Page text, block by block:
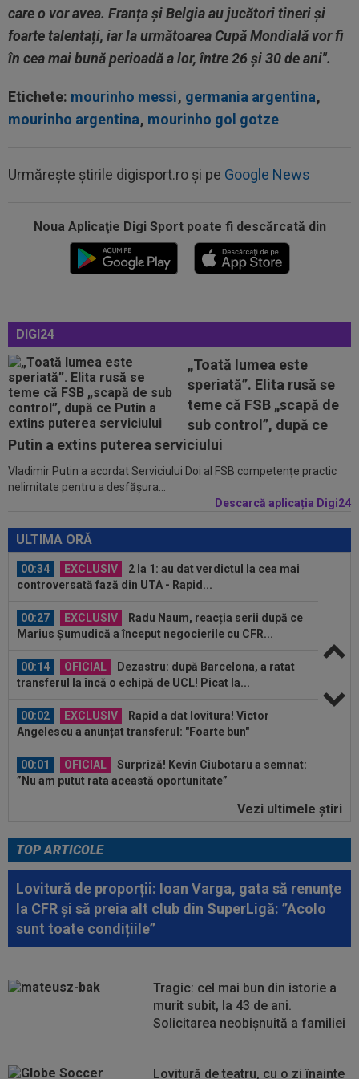
care o vor avea. Franța și Belgia au jucători tineri și
foarte talentați, iar la următoarea Cupă Mondială vor fi
în cea mai bună perioadă a lor, între 26 și 30 de ani".
Etichete: mourinho messi, germania argentina,
mourinho argentina, mourinho gol gotze
Urmărește știrile digisport.ro și pe Google News
Noua Aplicaţie Digi Sport poate fi descărcată din
DIGI24
„Toată lumea este
speriată”. Elita rusă se
teme că FSB „scapă de
sub control”, după ce
Putin a extins puterea serviciului
Vladimir Putin a acordat Serviciului Doi al FSB competențe practic
nelimitate pentru a desfășura...
Descarcă aplicația Digi24
ULTIMA ORĂ
00:27 EXCLUSIV
Radu Naum, reacția serii după ce
Marius Șumudică a început negocierile cu CFR...
OFICIAL
Dezastru: după Barcelona, a ratat
00:02 EXCLUSIV
Rapid a dat lovitura! Victor
Angelescu a anunțat transferul: "Foarte bun"
00:01 OFICIAL
Surpriză! Kevin Ciubotaru a semnat:
”Nu am putut rata această oportunitate”
00:00
Rușii îl provoacă pe David Popovici înaintea
Europenelor: ”Va pierde aurul!”...
00:46 VIDEO
Daniel Pancu a ”explodat”, după UTA -
Rapid: ”Mamă, aoleu! Puțin respect nu...
anunțul ÎN DIRECT: ”Îi dau eu lui Gigi unul bun”
00:34 EXCLUSIV
2 la 1: au dat verdictul la cea mai
controversată fază din UTA - Rapid...
00:27 EXCLUSIV
Radu Naum, reacția serii după ce
Marius Șumudică a început negocierile cu CFR...
00:14 OFICIAL
Dezastru: după Barcelona, a ratat
transferul la încă o echipă de UCL! Picat la...
00:02 EXCLUSIV
Rapid a dat lovitura! Victor
Angelescu a anunțat transferul: "Foarte bun"
00:01 OFICIAL
Surpriză! Kevin Ciubotaru a semnat:
”Nu am putut rata această oportunitate”
Rușii îl provoacă pe David Popovici înaintea
00:46 VIDEO
Daniel Pancu a ”explodat”, după UTA -
00:41 EXCLUSIV
Atacant pentru FCSB! A făcut
anunțul ÎN DIRECT: ”Îi dau eu lui Gigi unul bun”
Radu Naum, reacția serii după ce
Marius Șumudică a început negocierile cu CFR...
transferul la încă o echipă de UCL! Picat la...
Vezi ultimele ştiri
TOP ARTICOLE
Lovitură de proporții: Ioan Varga, gata să renunțe
la CFR și să preia alt club din SuperLigă: ”Acolo
sunt toate condițiile”
Tragic: cel mai bun din istorie a
murit subit, la 43 de ani.
Solicitarea neobișnuită a familiei
Lovitură de teatru, cu o zi înainte